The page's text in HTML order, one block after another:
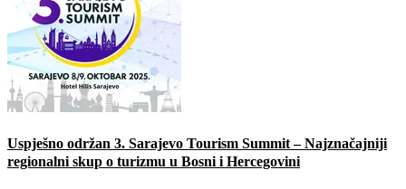
Uspješno održan 3. Sarajevo Tourism Summit – Najznačajniji
regionalni skup o turizmu u Bosni i Hercegovini